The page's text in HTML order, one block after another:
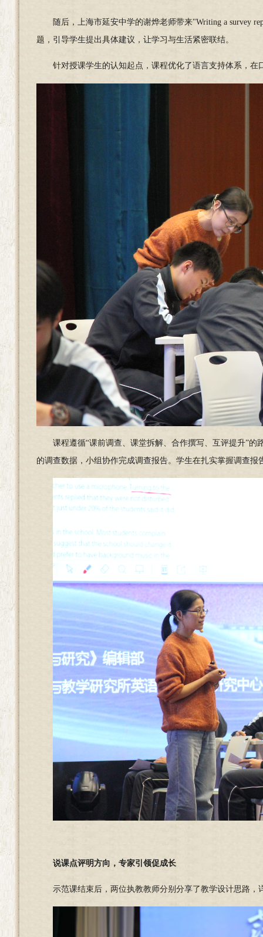
随后，上海市延安中学的谢烨老师带来"Writing a survey
题，引导学生提出具体建议，让学习与生活紧密联结。
针对授课学生的认知起点，课程优化了语言支持体系，在
课程遵循“课前调查、课堂拆解、合作撰写、互评提升”
的调查数据，小组协作完成调查报告。学生在扎实掌握调查
说课点评明方向，专家引领促成长
示范课结束后，两位执教教师分别分享了教学设计思路